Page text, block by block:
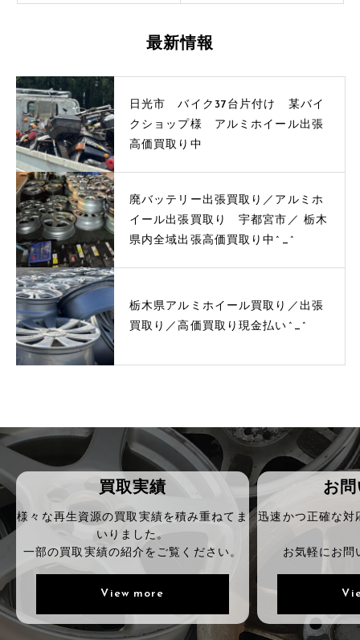
最新情報
日光市 バイク37台片付け 某バイ
クショップ様 アルミホイール出張
高価買取り中
廃バッテリー出張買取り／アルミホ
イール出張買取り 宇都宮市／ 栃木
県内全域出張高価買取り中^_^
栃木県アルミホイール買取り／出張
買取り／高価買取り現金払い^_^
買取実績
様々な再生資源の買取実績を積み重ねてま
いりました。
一部の買取実績の紹介をご覧ください。
View more
お
迅速かつ正確な対
お気軽にお問